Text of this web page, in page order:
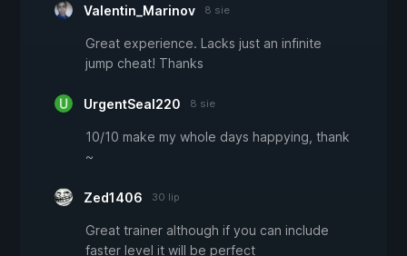
Valentin_Marinov 8 sie
Great experience. Lacks just an infinite
jump cheat! Thanks
UrgentSeal220 8 sie
10/10 make my whole days happying, thank
~
Zed1406 30 lip
Great trainer although if you can include
faster level it will be perfect